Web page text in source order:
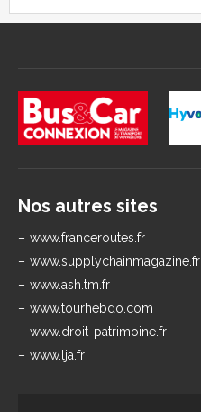
Nos autres sites
www.franceroutes.fr
www.supplychainmagazine.fr
www.ash.tm.fr
www.tourhebdo.com
www.droit-patrimoine.fr
www.lja.fr